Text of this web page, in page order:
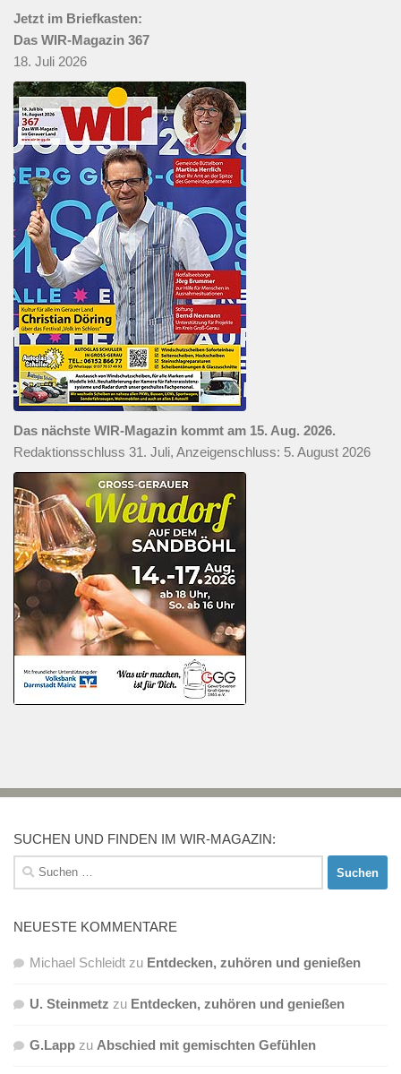
Jetzt im Briefkasten:
Das WIR-Magazin 367
18. Juli 2026
Das nächste WIR-Magazin kommt am 15. Aug. 2026.
Redaktionsschluss 31. Juli, Anzeigenschluss: 5. August 2026
SUCHEN UND FINDEN IM WIR-MAGAZIN:
Suchen
nach:
NEUESTE KOMMENTARE
Michael Schleidt zu Entdecken, zuhören und genießen
U. Steinmetz zu Entdecken, zuhören und genießen
G.Lapp zu Abschied mit gemischten Gefühlen